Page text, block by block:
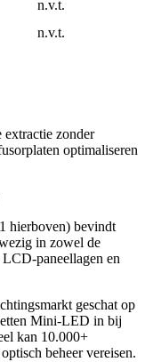
n.v.t.
n.v.t.
zonder
optimaliseren
hierboven) bevindt
in zowel de
paneellagen en
geschat op
Mini-LED in bij
kan 10.000+
beheer vereisen.